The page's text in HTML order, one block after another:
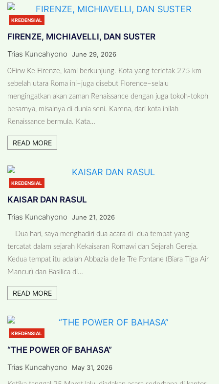
KREDENSIAL
FIRENZE, MICHIAVELLI, DAN SUSTER
Trias Kuncahyono June 29, 2026
0Firw Ke Firenze, kami berkunjung. Kota yang terletak 275 km
sebelah utara Roma ini–juga disebut Florence–selalu
mengingatkan akan zaman Renaissance dengan juga tokoh-tokoh
besarnya, misalnya di dunia seni. Karena, dari kota inilah
Renaissance bermula. Kata…
READ MORE
KREDENSIAL
KAISAR DAN RASUL
Trias Kuncahyono June 21, 2026
Dua hari, saya menghadiri dua acara di dua tempat yang
tercatat dalam sejarah Kekaisaran Romawi dan Sejarah Gereja.
Kedua tempat itu adalah Abbazia delle Tre Fontane (Biara Tiga Air
Mancur) dan Basilica di…
READ MORE
KREDENSIAL
“THE POWER OF BAHASA”
Trias Kuncahyono May 31, 2026